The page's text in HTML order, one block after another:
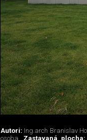
Autori: Ing.arch Branislav
osoba
Zastavaná plocha: